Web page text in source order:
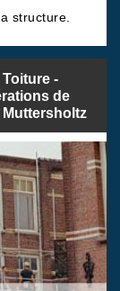
structure.
-
de
Muttersholtz